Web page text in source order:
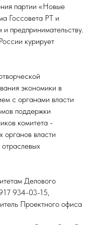
партии «Новые
Госсовета РТ и
предпринимательству.
курирует
экономики в
с органами власти
поддержки
комитета -
органов власти
Делового
934-03-15,
Проектного офиса